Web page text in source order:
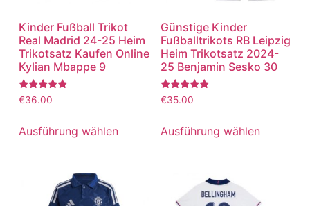
Kinder Fußball Trikot
Real Madrid 24-25 Heim
Trikotsatz Kaufen Online
Kylian Mbappe 9
Bewertet
mit
von 5
€36.00
Ausführung wählen
Günstige Kinder
Fußballtrikots RB Leipzig
Heim Trikotsatz 2024-
25 Benjamin Sesko 30
Bewertet
mit
von 5
€35.00
Ausführung wählen